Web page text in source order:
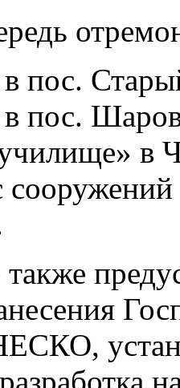
в пос.
пос.
в